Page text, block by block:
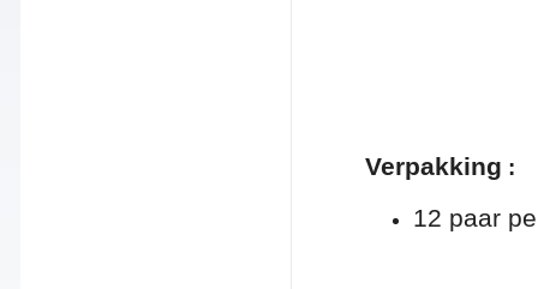
Verpakking :
12 paar